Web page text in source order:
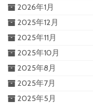
2026年1月
2025年12月
2025年11月
2025年10月
2025年8月
2025年7月
2025年5月